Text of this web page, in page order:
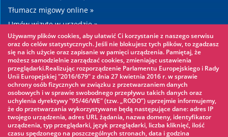
Tłumacz migowy online »
Umów wizytę w urzędzie »
Drogi »
Warto zobaczyć
Park linowy »
Park Wodny »
Lodowisko »
KINOECK »
Używamy plików cookies, aby ułatwić Ci korzystanie z naszego serwisu
oraz do celów statystycznych. Jeśli nie blokujesz tych plików, to zgadzasz
się na ich użycie oraz zapisanie w pamięci urządzenia. Pamiętaj, że
możesz samodzielnie zarządzać cookies, zmieniając ustawienia
przeglądarki.Realizując rozporządzenie Parlamentu Europejskiego i Rady
Unii Europejskiej "2016/679" z dnia 27 kwietnia 2016 r. w sprawie
ochrony osób fizycznych w związku z przetwarzaniem danych
osobowych i w sprawie swobodnego przepływu takich danych oraz
uchylenia dyrektywy "95/46/WE" (tzw. „RODO”) uprzejmie informujemy,
że do przetwarzania wykorzystywane będą następujące dane: adres IP
twojego urządzenia, adres URL żądania, nazwa domeny, identyfikator
urządzenia, typ przeglądarki, język przeglądarki, liczba kliknięć, ilość
czasu spędzonego na poszczególnych stronach, data i godzina